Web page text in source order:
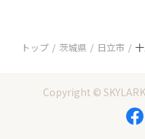
トップ 茨城県 日立市
Copyright ©